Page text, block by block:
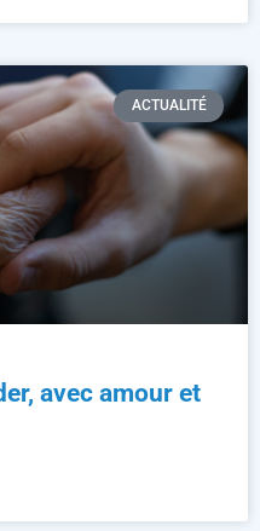
ACTUALITÉ
avec amour et